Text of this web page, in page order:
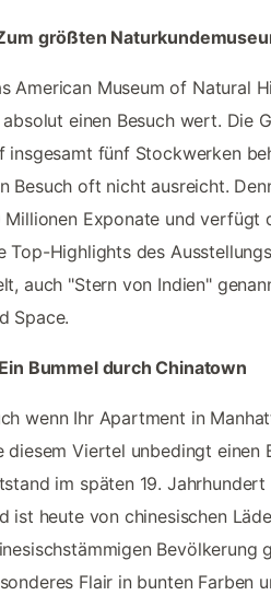
größten
American Museum of Natural
einen Besuch wert. Die
insgesamt fünf Stockwerken
Besuch oft nicht ausreicht.
Millionen Exponate und verfügt
Top-Highlights des
auch "Stern von Indien"
Space.
Bummel durch Chinatown
wenn Ihr Apartment in
diesem Viertel unbedingt einen
im späten 19.
ist heute von chinesischen
Bevölkerung
Flair in bunten Farben